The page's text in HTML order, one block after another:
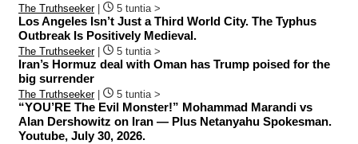
The Truthseeker| 5 tuntia >
Los Angeles Isn’t Just a Third World City. The Typhus
Outbreak Is Positively Medieval.
The Truthseeker| 5 tuntia >
Iran’s Hormuz deal with Oman has Trump poised for the
big surrender
The Truthseeker| 5 tuntia >
“YOU’RE The Evil Monster!” Mohammad Marandi vs
Alan Dershowitz on Iran — Plus Netanyahu Spokesman.
Youtube, July 30, 2026.